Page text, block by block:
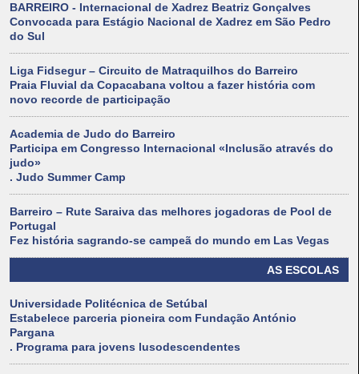
BARREIRO - Internacional de Xadrez Beatriz Gonçalves
Convocada para Estágio Nacional de Xadrez em São Pedro
do Sul
Liga Fidsegur – Circuito de Matraquilhos do Barreiro
Praia Fluvial da Copacabana voltou a fazer história com
novo recorde de participação
Academia de Judo do Barreiro
Participa em Congresso Internacional «Inclusão através do
judo»
. Judo Summer Camp
Barreiro – Rute Saraiva das melhores jogadoras de Pool de
Portugal
Fez história sagrando-se campeã do mundo em Las Vegas
AS ESCOLAS
Universidade Politécnica de Setúbal
Estabelece parceria pioneira com Fundação António
Pargana
. Programa para jovens lusodescendentes